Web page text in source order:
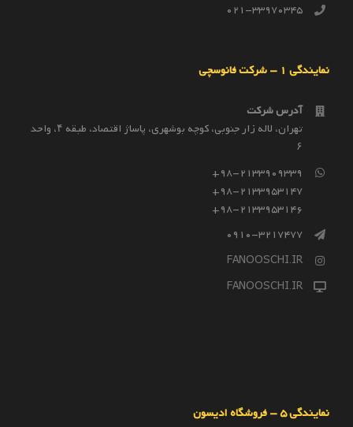
021-33970345
نمایندگی 1 – شرکت فانوسچی
آدرس شرکت
تهران، لاله زار جنوبی، کوچه بوشهری، پاساژ اقتصاد، طبقه ۴، واحد
۶
98-2133909339+
98-2133953147+
98-2133953146+
0910-3217477
FANOOSCHI.IR
FANOOSCHI.IR
نمایندگی 5 – فروشگاه ادیسون